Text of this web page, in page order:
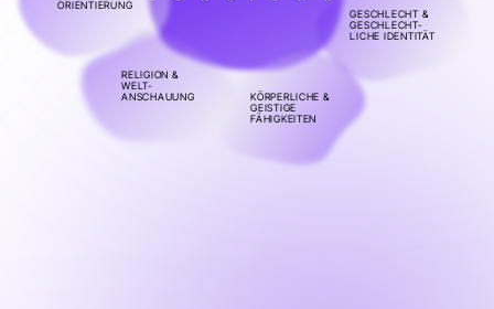
GESCHLECHT &
GESCHLECHT-
LICHE IDENTITÄT
KÖRPERLICHE &
GEISTIGE
FÄHIGKEITEN
RELIGION &
WELT-
ANSCHAUUNG
ORIENTIERUNG